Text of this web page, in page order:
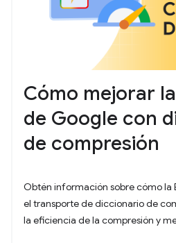
Cómo mejorar
de Google con
de compresión
Obtén información sobre cómo la
el transporte de diccionario de
la eficiencia de la compresión y